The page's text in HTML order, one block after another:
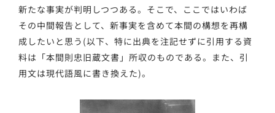
新たな事実が判明しつつある。そこで、ここではいわば
その中間報告として、新事実を含めて本間の構想を再構
成したいと思う(以下、特に出典を注記せずに引用する資
料は「本間則忠旧蔵文書」所収のものである。また、引
用文は現代語風に書き換えた)。